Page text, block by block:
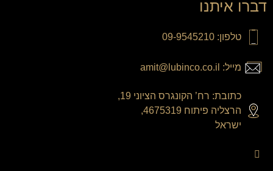
דברו איתנו
טלפון: 09-9545210
מייל: amit@lubinco.co.il
כתובת: רח’ הקונגרס הציוני 19,
הרצליה פיתוח 4675319,
ישראל